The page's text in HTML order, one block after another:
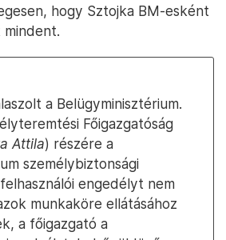
hogy Sztojka BM-esként
a Belügyminisztérium.
Főigazgatóság
Attila) részére a
személybiztonsági
engedélyt nem
munkaköre ellátásához
a főigazgató a